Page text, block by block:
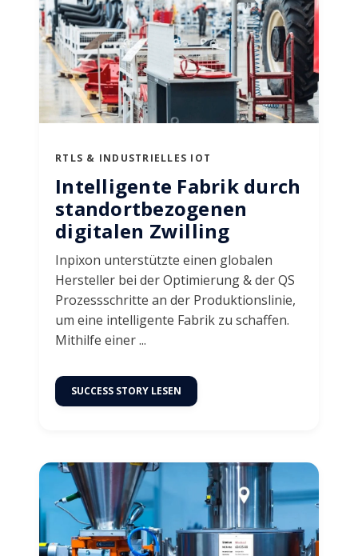
RTLS & INDUSTRIELLES IOT
Intelligente Fabrik durch
standortbezogenen
digitalen Zwilling
Inpixon unterstützte einen globalen
Hersteller bei der Optimierung & der QS
Prozessschritte an der Produktionslinie,
um eine intelligente Fabrik zu schaffen.
Mithilfe einer ...
SUCCESS STORY LESEN